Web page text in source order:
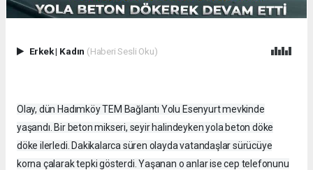
Erkek| Kadın (Haberi Sesli Oku)
Olay, dün Hadımköy TEM Bağlantı Yolu Esenyurt mevkinde
yaşandı. Bir beton mikseri, seyir halindeyken yola beton döke
döke ilerledi. Dakikalarca süren olayda vatandaşlar sürücüye
korna çalarak tepki gösterdi. Yaşanan o anlar ise cep telefonunu